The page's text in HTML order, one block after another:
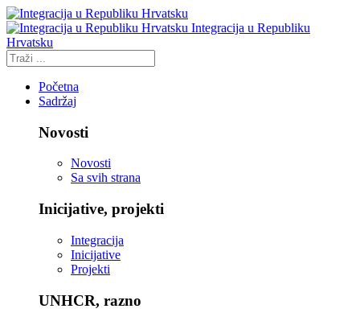
Integracija u Republiku
Hrvatsku
Početna
Sadržaj
Novosti
Novosti
Sa svih strana
Inicijative, projekti
Integracija
Inicijative
Projekti
UNHCR, razno